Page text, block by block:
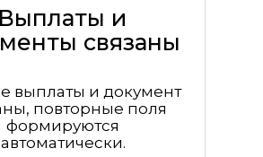
Выплаты и
связаны
выплаты и документ
повторные поля
формируются
автоматически.